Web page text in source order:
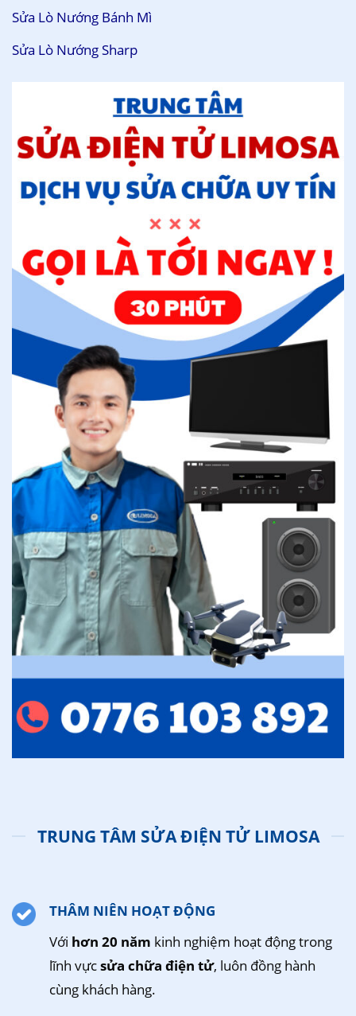
Sửa Lò Nướng Bánh Mì
Sửa Lò Nướng Sharp
TRUNG TÂM SỬA ĐIỆN TỬ LIMOSA
THÂM NIÊN HOẠT ĐỘNG
Với hơn 20 năm kinh nghiệm hoạt động trong
lĩnh vựcsửa chữa điện tử, luôn đồng hành
cùng khách hàng.